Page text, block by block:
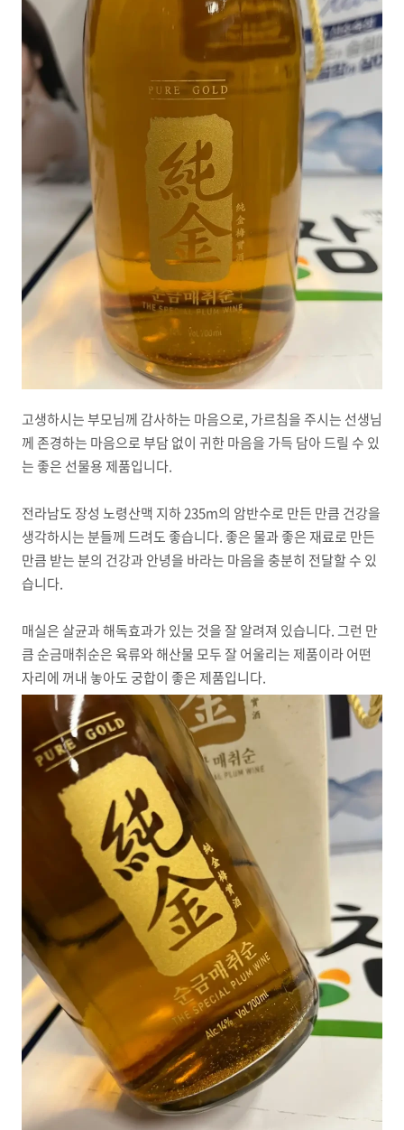
고생하시는 부모님께 감사하는 마음으로, 가르침을 주시는 선생님
께 존경하는 마음으로 부담 없이 귀한 마음을 가득 담아 드릴 수 있
는 좋은 선물용 제품입니다.
전라남도 장성 노령산맥 지하 235m의 암반수로 만든 만큼 건강을
생각하시는 분들께 드려도 좋습니다. 좋은 물과 좋은 재료로 만든
만큼 받는 분의 건강과 안녕을 바라는 마음을 충분히 전달할 수 있
습니다.
매실은 살균과 해독효과가 있는 것을 잘 알려져 있습니다. 그런 만
큼 순금매취순은 육류와 해산물 모두 잘 어울리는 제품이라 어떤
자리에 꺼내 놓아도 궁합이 좋은 제품입니다.